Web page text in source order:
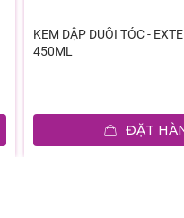
KEM DẬP DUỖI TÓC -
450ML
ĐẶT